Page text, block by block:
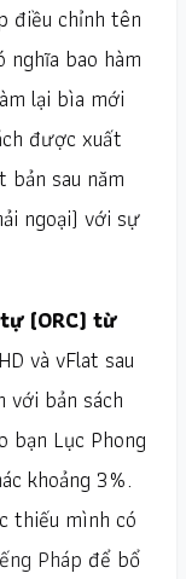
điều chỉnh tên
bao hàm
lại bìa mới
được xuất
bản sau năm
ngoại) với sự
(ORC) từ
và vFlat sau
với bản sách
Lục Phong
khoảng 3%.
thiếu mình có
Pháp để bổ